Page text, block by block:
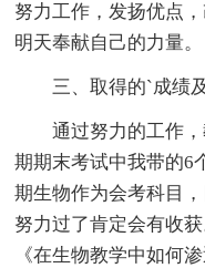
努力工作，发扬优点
明天奉献自己的力量。
三、取得的`成绩
通过努力的工作
期期末考试中我带的6
期生物作为会考科目
努力过了肯定会有收
《在生物教学中如何